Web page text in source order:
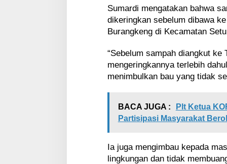
Sumardi mengatakan bahwa
dikeringkan sebelum dibawa
Burangkeng di Kecamatan
“Sebelum sampah diangkut ke
mengeringkannya terlebih
menimbulkan bau yang tidak
BACA JUGA :
Plt Ketua
Partisipasi Masyarakat
Ia juga mengimbau kepada
lingkungan dan tidak